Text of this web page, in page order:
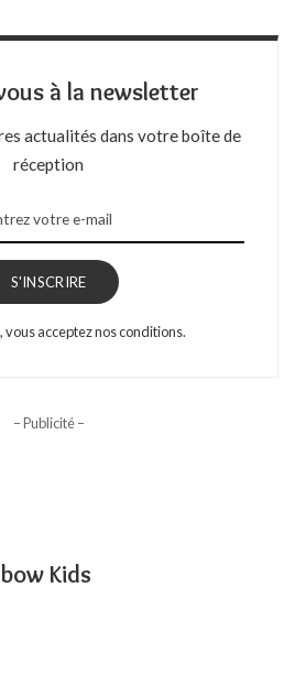
à la newsletter
actualités dans votre boîte de
réception
S'INSCRIRE
vous acceptez nos conditions.
– Publicité –
Kids